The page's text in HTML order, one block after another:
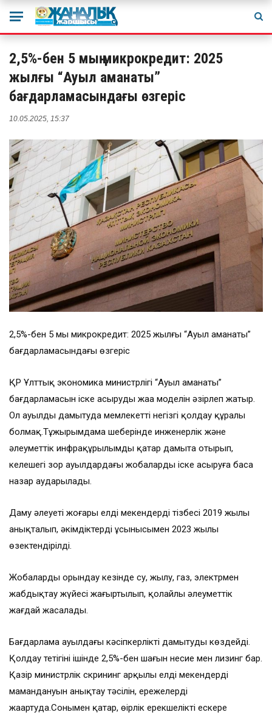
2,5%-бен 5 мың микрокредит: 2025
жылғы “Ауыл аманаты”
бағдарламасындағы өзгеріс
10.05.2025, 15:37
2,5%-бен 5 мың микрокредит: 2025 жылғы “Ауыл аманаты”
бағдарламасындағы өзгеріс
ҚР Ұлттық экономика министрлігі “Ауыл аманаты”
бағдарламасын іске асырудың жаңа моделін әзірлеп жатыр.
Ол ауылды дамытуда мемлекеттің негізгі қолдау құралы
болмақ.Тұжырымдама шеңберінде инженерлік және
әлеуметтік инфрақұрылымды қатар дамыта отырып,
келешегі зор ауылдардағы жобаларды іске асыруға баса
назар аударылады.
Даму әлеуеті жоғары елді мекендердің тізбесі 2019 жылы
анықталып, әкімдіктердің ұсынысымен 2023 жылы
өзектендірілді.
Жобаларды орындау кезінде су, жылу, газ, электрмен
жабдықтау жүйесі жаңғыртылып, қолайлы әлеуметтік
жағдай жасалады.
Бағдарлама ауылдағы кәсіпкерлікті дамытуды көздейді.
Қолдау тетігінің ішінде 2,5%-бен шағын несие мен лизинг бар.
Қазір министрлік скрининг арқылы елді мекендердің
мамандануын анықтау тәсілін, ережелерді
жаңартуда.Сонымен қатар, өңірлік ерекшелікті ескере